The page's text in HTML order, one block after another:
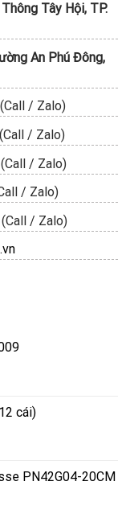
Tây Hội, TP.
An Phú Đông,
/ Zalo)
/ Zalo)
/ Zalo)
/ Zalo)
/ Zalo)
cái)
PN42G04-20CM